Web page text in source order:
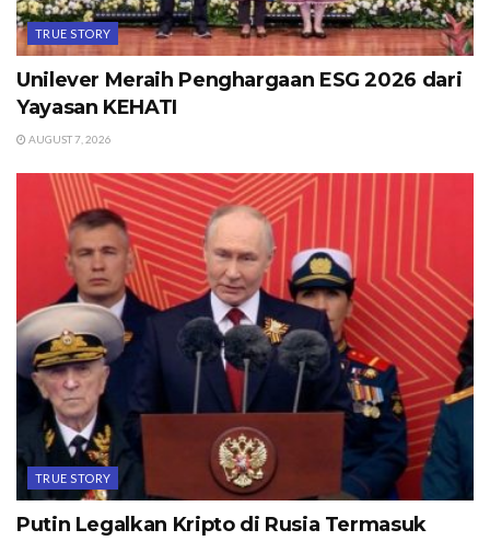
TRUE STORY
Unilever Meraih Penghargaan ESG 2026 dari
Yayasan KEHATI
AUGUST 7, 2026
TRUE STORY
Putin Legalkan Kripto di Rusia Termasuk